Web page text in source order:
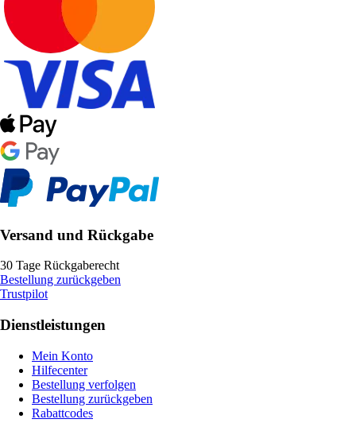
Versand und Rückgabe
30 Tage Rückgaberecht
Bestellung zurückgeben
Trustpilot
Dienstleistungen
Mein Konto
Hilfecenter
Bestellung verfolgen
Bestellung zurückgeben
Rabattcodes